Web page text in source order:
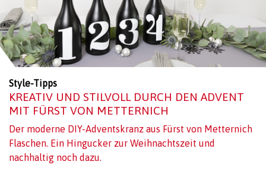
Style-Tipps
KREATIV UND STILVOLL DURCH DEN ADVENT
MIT FÜRST VON METTERNICH
Der moderne DIY-Adventskranz aus Fürst von Metternich
Flaschen. Ein Hingucker zur Weihnachtszeit und
nachhaltig noch dazu.